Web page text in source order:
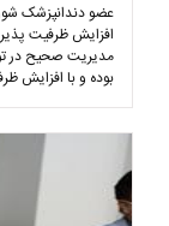
عضو دندانپزشک
افزایش ظرفیت
مدیریت صحیح در
بوده و با افزایش